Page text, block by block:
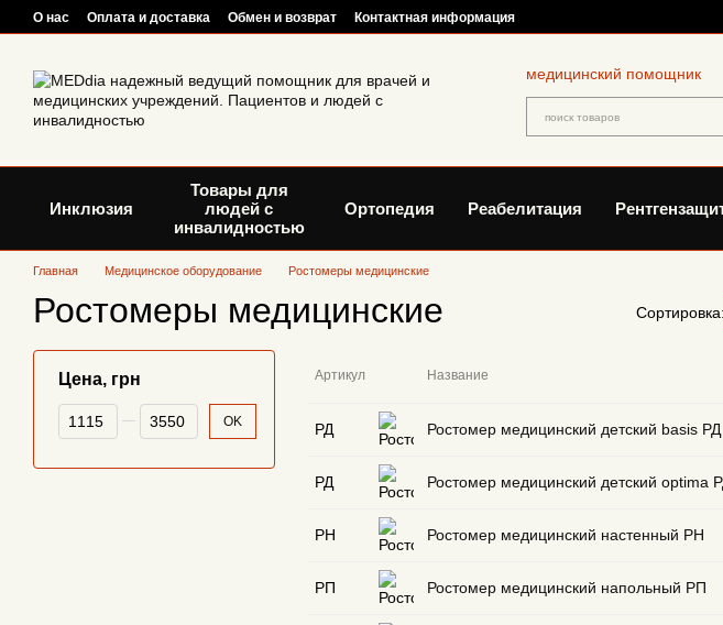
Перейти к основному контенту
О нас Оплата и доставка Обмен и возврат Контактная информация
медицинский помощник
Инклюзия
Товары для
людей с
инвалидностью
Ортопедия Реабелитация
Главная Медицинское оборудование Ростомеры медицинские
Ростомеры медицинские Сортировка:
Артикул Название
РД Ростомер медицинский детский basis РД
РД Ростомер медицинский детский optima
РН Ростомер медицинский настенный РН
РП Ростомер медицинский напольный РП
Цена, грн
От Цена, грн
До Цена, грн OK